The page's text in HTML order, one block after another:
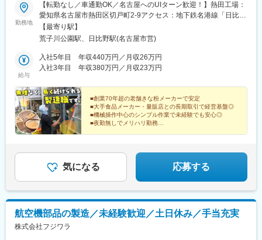
勤務地
【転勤なし／車通勤OK／名古屋へのUIターン歓迎！】熱田工場：
愛知県名古屋市熱田区切戸町2-9アクセス：地下鉄名港線「日比野
駅」より徒歩9分港工場：愛知県名古屋市港区善進本町561アクセ
ス：あおなみ線「稲永駅」から徒歩12分★駐車場完備！マイカー
働くことができます。愛知県名古屋市にある工場で、地域に根付
いた安定した職場環境を提供します。受動喫煙対策：屋内禁煙
【最寄り駅】
荒子川公園駅、日比野駅(名古屋市営)
給与
入社5年目 年収440万円／月収26万円
入社3年目 年収380万円／月収23万円
■創業70年超の老舗きな粉メーカーで安定
■大手食品メーカー・量販店との長期取引で経営基盤◎
■機械操作中心のシンプル作業で未経験でも安心◎
■夜勤無しでメリハリ勤務
気になる 応募する
航空機部品の製造／未経験歓迎／土日休み／手当充実
株式会社フジワラ